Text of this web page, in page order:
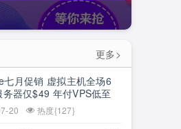
更多>
七月促销 虚拟主机全场6
器仅$49 年付VPS低至
新购立减$100
20 热度{127}